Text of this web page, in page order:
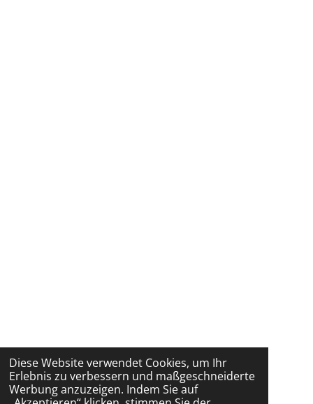
Diese Website verwendet Cookies, um Ihr
Erlebnis zu verbessern und maßgeschneiderte
Werbung anzuzeigen. Indem Sie auf